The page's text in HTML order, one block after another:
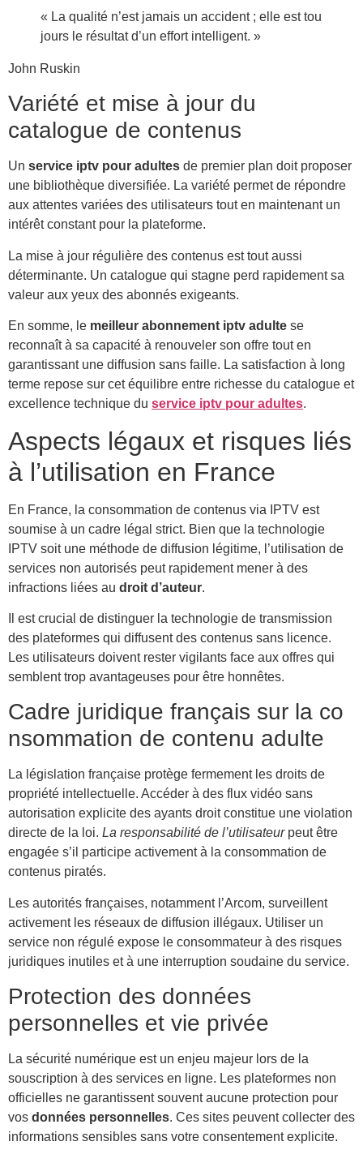
« La qualité n’est jamais un accident ; elle est tou
jours le résultat d’un effort intelligent. »
John Ruskin
Variété et mise à jour du
catalogue de contenus
Un service iptv pour adultes de premier plan doit proposer
une bibliothèque diversifiée. La variété permet de répondre
aux attentes variées des utilisateurs tout en maintenant un
intérêt constant pour la plateforme.
La mise à jour régulière des contenus est tout aussi
déterminante. Un catalogue qui stagne perd rapidement sa
valeur aux yeux des abonnés exigeants.
En somme, le meilleur abonnement iptv adulte se
reconnaît à sa capacité à renouveler son offre tout en
garantissant une diffusion sans faille. La satisfaction à long
terme repose sur cet équilibre entre richesse du catalogue et
excellence technique du service iptv pour adultes.
Aspects légaux et risques liés
à l’utilisation en France
En France, la consommation de contenus via IPTV est
soumise à un cadre légal strict. Bien que la technologie
IPTV soit une méthode de diffusion légitime, l’utilisation de
services non autorisés peut rapidement mener à des
infractions liées au droit d’auteur.
Il est crucial de distinguer la technologie de transmission
des plateformes qui diffusent des contenus sans licence.
Les utilisateurs doivent rester vigilants face aux offres qui
semblent trop avantageuses pour être honnêtes.
Cadre juridique français sur la co
nsommation de contenu adulte
La législation française protège fermement les droits de
propriété intellectuelle. Accéder à des flux vidéo sans
autorisation explicite des ayants droit constitue une violation
directe de la loi. La responsabilité de l’utilisateurpeut être
engagée s’il participe activement à la consommation de
contenus piratés.
Les autorités françaises, notamment l’Arcom, surveillent
activement les réseaux de diffusion illégaux. Utiliser un
service non régulé expose le consommateur à des risques
juridiques inutiles et à une interruption soudaine du service.
Protection des données
personnelles et vie privée
La sécurité numérique est un enjeu majeur lors de la
souscription à des services en ligne. Les plateformes non
officielles ne garantissent souvent aucune protection pour
vos données personnelles. Ces sites peuvent collecter des
informations sensibles sans votre consentement explicite.